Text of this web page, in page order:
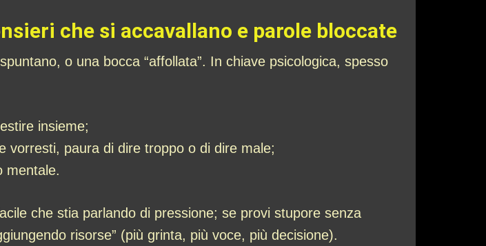
che si accavallano e parole bloccate
o una bocca “affollata”. In chiave psicologica, spesso
insieme;
vorresti, paura di dire troppo o di dire male;
mentale.
che stia parlando di pressione; se provi stupore senza
risorse” (più grinta, più voce, più decisione).